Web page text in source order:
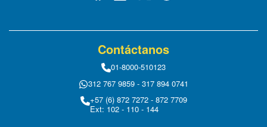
Contáctanos
01-8000-510123
312 767 9859 - 317 894 0741
+57 (6) 872 7272 - 872 7709
Ext: 102 - 110 - 144